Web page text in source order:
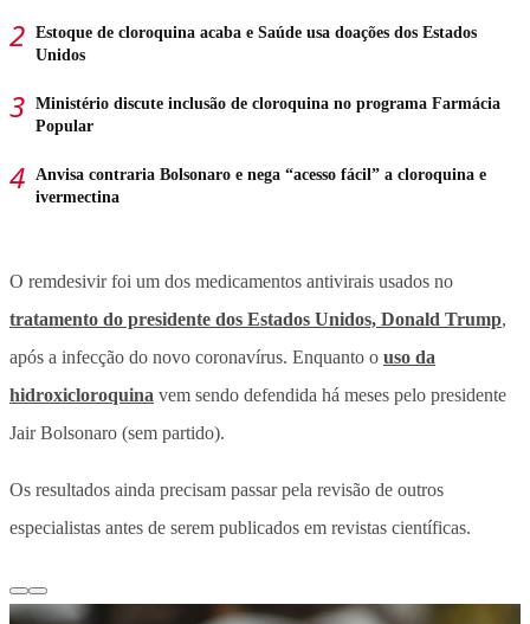
Estoque de cloroquina acaba e Saúde usa doações dos Estados
Unidos
Ministério discute inclusão de cloroquina no programa Farmácia
Popular
Anvisa contraria Bolsonaro e nega “acesso fácil” a cloroquina e
ivermectina
O remdesivir foi um dos medicamentos antivirais usados no
tratamento do presidente dos Estados Unidos, Donald Trump,
após a infecção do novo coronavírus. Enquanto o uso da
hidroxicloroquina vem sendo defendida há meses pelo presidente
Jair Bolsonaro (sem partido).
Os resultados ainda precisam passar pela revisão de outros
especialistas antes de serem publicados em revistas científicas.